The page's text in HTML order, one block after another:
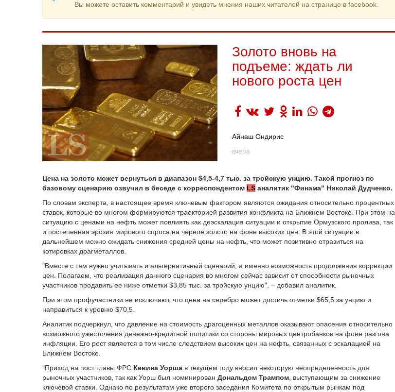
Вы можете оставить комментарий и увидеть мнения наших читателей на странице в facebook.
Золото вновь на
подъеме: ждать ли
нового роста цен
Айнаш Ондирис
вчера
Цена на золото может вернуться в диапазон $4,5-4,7 тыс. за тройскую унцию. Такой прогноз по
базовому сценарию озвучил в беседе с корреспондентом LS аналитик "Финама" Николай Дудченко.
По словам эксперта, в настоящее время ключевым фактором являются ожидания относительно процентных
ставок, которые во многом формируются траекторией развития конфликта на Ближнем Востоке. При этом на
ситуацию с ценами на нефть может повлиять как деэскалация ситуации и открытие Ормузского пролива, так
и постепенная эрозия мирового спроса на черное золото на фоне высоких цен. В этой ситуации в
дальнейшем можно ожидать снижения средней цены на нефть, что может позитивно отразиться на
котировках драгметаллов.
"Вместе с тем нужно учитывать и альтернативный сценарий, а именно возможность продолжения коррекции
цен. Полагаем, что реализация данного сценария во многом сейчас зависит от способности рыночных
участников продавить ее ниже отметки $3,85 тыс. за тройскую унцию", – добавил аналитик.
При этом профучастники не исключают, что цена на серебро может достичь отметки $65,5 за унцию и
направиться к уровню $70,5.
Аналитик подчеркнул, что давление на стоимость драгоценных металлов оказывают опасения относительно
возможного ужесточения денежно-кредитной политики со стороны мировых центробанков на фоне разгона
инфляции. Его рост является в том числе следствием высоких цен на нефть, связанных с эскалацией на
Ближнем Востоке.
"Приход на пост главы ФРС Кевина Уорша в текущем году вносил некоторую неопределенность для
рыночных участников, так как Уорш был номинирован Дональдом Трампом , выступающим за снижение
ключевой ставки. Однако по результатам уже второго заседания Комитета по открытым рынкам под